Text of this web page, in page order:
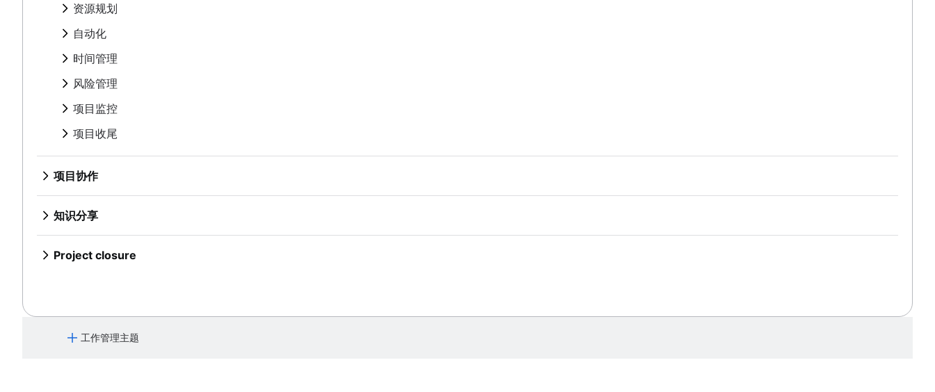
泳道图
优化审批流程
架构图：定义、类型和最佳实践
Context diagram
AWS 图
SIPOC 图
工作分解结构
意大利面条图
实体关系图
人工智能任务管理
PERT 图表
风险缓解
风险管理
风险登记册
风险矩阵
企业风险管理
借助 Confluence 数据库简化内容管理
项目监控
提前期
时间跟踪
项目瓶颈
项目收尾
Project post-mortem
Lessons learned
实施后审查
全面质量管理
协作文化
概述
来自高级用户的内部协作提示
协作式内容创作
名义群组法
团队项目管理
跨职能团队
概述
跨职能协作
团队与利益相关者的沟通
概述
头脑风暴技巧
头脑风暴会议
协作会议
怎么减少会议次数
会议记录和议程
团队管理和领导
概述
项目回顾
利益相关者理论
通信计划
管理通知和管理提醒
集中式知识库
知识共享文化
文档
概述
流程文档
为您的团队构建真正的单一数据源 (SSoT)
Project closure
什么是项目收尾？
资源规划
迭代流程
流程图绘制
操作流程图
流程文档
上下文切换
泳道图
流程图
优化审批流程
架构图：定义、类型和最佳实践
架构图
Context diagram
AWS 图
工作分解结构
自动化
借助自动化，全面提升 Confluence 工作流的效率
业务流程自动化
流程自动化
如何实现任务自动化
人工智能任务管理
时间管理
时间管理
时间管理工具
PERT 图表
风险管理
项目风险管理
风险缓解
风险管理
您不知道的 7 个 Confluence 数据库实用功能
借助 Confluence 数据库简化内容管理
项目监控
仪表板报告
提前期
时间跟踪
成本绩效指数
项目瓶颈
项目收尾
8D 问题解决
全面质量管理
项目协作
概述
协作文化
概述
协作沟通
名义群组法
自我管理
跨职能团队
概述
头脑风暴最佳实践
头脑风暴会议
使用 Confluence 白板进行头脑风暴（即将推出）
怎么减少会议次数
团队管理和领导
概述
知识分享
概述
概述
知识共享文化
文档
Project closure
工作管理主题